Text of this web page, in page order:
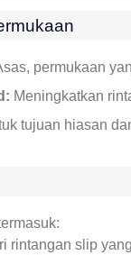
permukaan
Meningkatkan
tujuan hiasan
rintangan slip